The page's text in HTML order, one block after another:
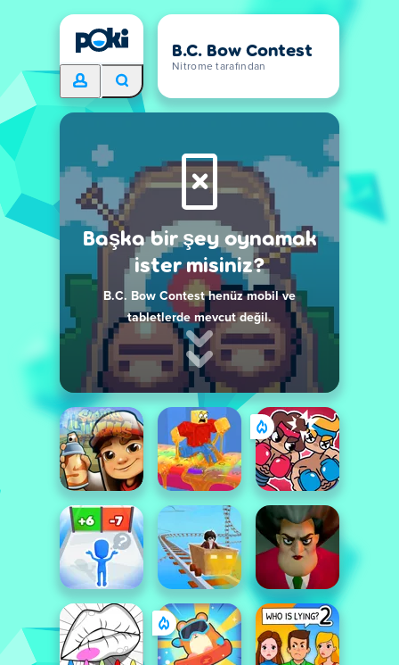
B.C. Bow Contest
Nitrome tarafından
Başka bir şey oynamak
ister misiniz?
B.C. Bow Contest henüz mobil ve
tabletlerde mevcut değil.